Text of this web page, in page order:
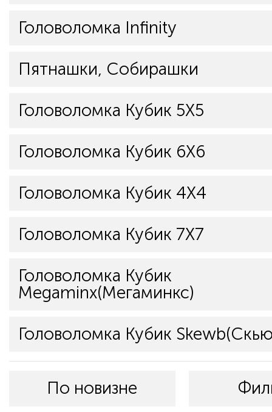
Головоломка Infinity
Пятнашки, Собирашки
Головоломка Кубик 5Х5
Головоломка Кубик 6Х6
Головоломка Кубик 4Х4
Головоломка Кубик 7Х7
Головоломка Кубик
Megaminx(Мегаминкс)
Головоломка Кубик
По новизне